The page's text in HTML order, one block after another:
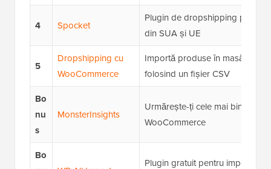
4 Spocket
Plugin de dropshipping pentru
din SUA și UE
5
Dropshipping cu
WooCommerce
Importă produse în masă în
folosind un fișier CSV
Bo
nu
s
MonsterInsights
Urmărește-ți cele mai bine
WooCommerce
Bo
Plugin gratuit pentru importul